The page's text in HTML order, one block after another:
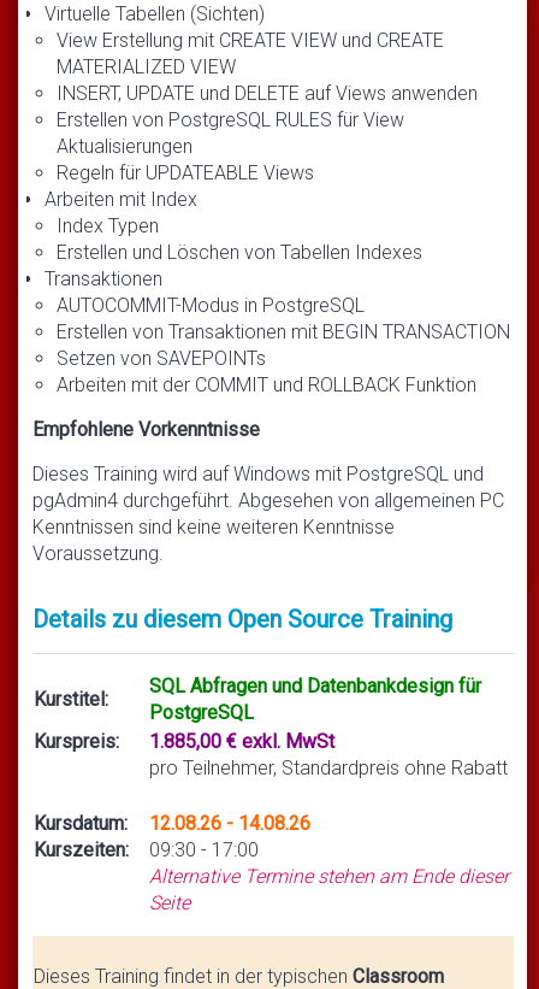
Virtuelle Tabellen (Sichten)
View Erstellung mit CREATE VIEW und CREATE
MATERIALIZED VIEW
INSERT, UPDATE und DELETE auf Views anwenden
Erstellen von PostgreSQL RULES für View
Aktualisierungen
Regeln für UPDATEABLE Views
Arbeiten mit Index
Index Typen
Erstellen und Löschen von Tabellen Indexes
Transaktionen
AUTOCOMMIT-Modus in PostgreSQL
Erstellen von Transaktionen mit BEGIN TRANSACTION
Setzen von SAVEPOINTs
Arbeiten mit der COMMIT und ROLLBACK Funktion
Empfohlene Vorkenntnisse
Dieses Training wird auf Windows mit PostgreSQL und
pgAdmin4 durchgeführt. Abgesehen von allgemeinen PC
Kenntnissen sind keine weiteren Kenntnisse
Voraussetzung.
Details zu diesem Open Source Training
Kurstitel:
SQL Abfragen und Datenbankdesign für
PostgreSQL
Kurspreis:
1.885,00 € exkl. MwSt
pro Teilnehmer, Standardpreis ohne Rabatt
Kursdatum:
Kurszeiten:
12.08.26 - 14.08.26
09:30 - 17:00
Alternative Termine stehen am Ende dieser
Seite
Dieses Training findet in der typischen Classroom